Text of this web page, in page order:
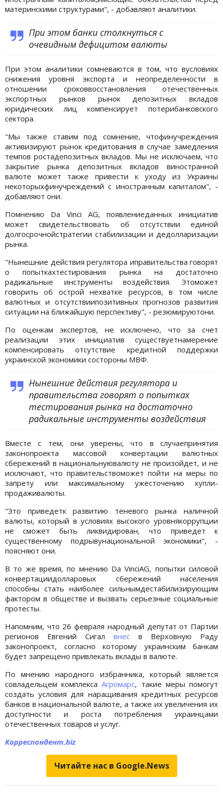
материнскими структурами", - добавляют аналитики.
При этом банки столкнуться с
очевидным дефицитом валюты
При этом аналитики сомневаются в том, что вусловиях
снижения уровня экспорта и неопределенности в
отношении сроковвосстановления отечественных
экспортных рынков рынок депозитных вкладов
юридических лиц компенсирует потерибанковского
сектора.
"Мы также ставим под сомнение, чтофинучреждения
активизируют рынок кредитования в случае замедления
темпов ростадепозитных вкладов. Мы не исключаем, что
закрытие рынка депозитных вкладов виностранной
валюте может также привести к уходу из Украины
некоторыхфинучреждений с иностранным капиталом", -
добавляют они.
Помнению Da Vinci AG, появлениеданных инициатив
может свидетельствовать об отсутствии единой
долгосрочнойстратегии стабилизации и дедолларизации
рынка.
"Нынешние действия регулятора иправительства говорят
о попыткахтестирования рынка на достаточно
радикальные инструменты воздействия. Этоможет
говорить об острой нехватке ресурсов, в том числе
валютных и отсутствиипозитивных прогнозов развития
ситуации на ближайшую перспективу", - резюмируютони.
По оценкам экспертов, не исключено, что за счет
реализации этих инициатив существуетнамерение
компенсировать отсутствие кредитной поддержки
украинской экономики состороны МВФ.
Нынешние действия регулятора и
правительства говорят о попытках
тестирования рынка на достаточно
радикальные инструменты воздействия
Вместе с тем, они уверены, что в случаепринятия
законопроекта массовой конвертации валютных
сбережений в национальнуювалюту не произойдет, и не
исключают, что правительствоможет пойти на меры по
запрету или максимальному ужесточению купли-
продаживалюты.
"Это приведетк развитию теневого рынка наличной
валюты, который в условиях высокого уровнякоррупции
не сможет быть ликвидирован, что приведет к
существенному подрывунациональной экономики", -
поясняют они.
В то же время, по мнению Da VinciAG, попытки силовой
конвертациидолларовых сбережений населения
способны стать наиболее сильнымдестабилизирующим
фактором в обществе и вызвать серьезные социальные
протесты.
Напомним, что 26 февраля народный депутат от Партии
регионов Евгений Сигал внес в Верховную Раду
законопроект, согласно которому украинским банкам
будет запрещено привлекать вклады в валюте.
По мнению народного избранника, который является
совладельцем комплексаАгромарс, такие меры помогут
создать условия для наращивания кредитных ресурсов
банков в национальной валюте, а также их увеличения их
доступности и роста потребления украинцами
отечественных товаров и услуг.
Корреспондент.biz
Читайте нас в Google.News